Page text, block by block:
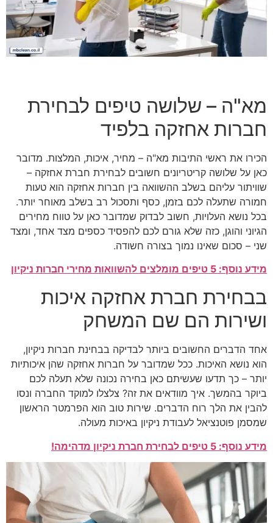
מא"ה – שלושה טיפים לבחירת
חברות אחזקה בלפיד
הכירו את ראשי התיבות מא"ה – מחיר, איכות, המלצות. מדובר
כאן על שלושה קריטריונים חשובים לבחירת חברת אחזקה –
שוויתור עליהם בשלב ההשוואה בין חברות אחזקה הוא טעות
חמורה שתעלה לכם בזמן, כסף ותסכול רב בשלב מאוחר יותר.
בכל נושא העלויות, חשוב לבדוק שמדובר כאן על טווח מחירים
הגיוני והוגן, כזה שלא גורם לכם להפסיד כספים מצד אחד, ומצד
שני – סכום שאינו נמוך בצורה חשודה.
מידע נוסף: 5 טיפים מומלצים להשוואות מחירי חברות ניקיון
בבחירת חברת אחזקה איכות
ושירות הם שם המשחק
אחד הדברים החשובים ביותר לבדיקה בבחינת חברות ניקיון,
הוא נושא האיכות. ככל שמדובר על חברות אחזקה שהן איכותיות
יותר – כך תדעו שעשיתם כאן בחירה נכונה שלא תעלה לכם
ביוקר בהמשך. איך מוודאים את זה? צלצלו למוקד החברה ונסו
להבין את הלך רוח הדברים. שירות טוב הוא הפרמטר הראשון
שמסמן פוטנציאל לעבודת ניקיון באיכות מעולה.
מידע נוסף: 5 טיפים לבחירת חברת ניקיון מדהימה!